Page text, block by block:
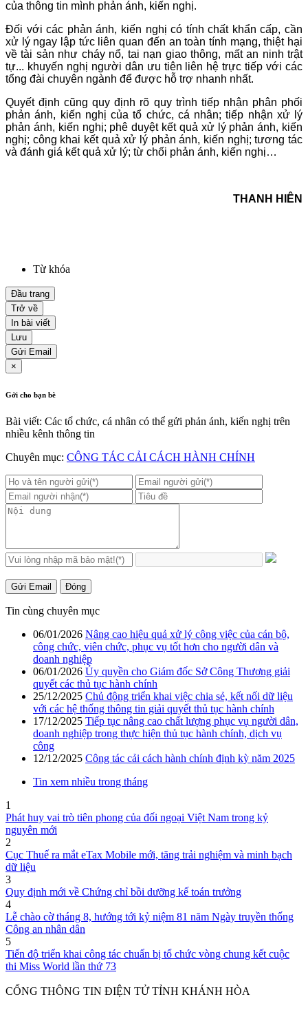
của thông tin mình phản ánh, kiến nghị.
Đối với các phản ánh, kiến nghị có tính chất khẩn cấp, cần
xử lý ngay lập tức liên quan đến an toàn tính mạng, thiệt hại
về tài sản như cháy nổ, tai nạn giao thông, mất an ninh trật
tự... khuyến nghị người dân ưu tiên liên hệ trực tiếp với các
tổng đài chuyên ngành để được hỗ trợ nhanh nhất.
Quyết định cũng quy định rõ quy trình tiếp nhận phân phối
phản ánh, kiến nghị của tổ chức, cá nhân; tiếp nhận xử lý
phản ánh, kiến nghị; phê duyệt kết quả xử lý phản ánh, kiến
nghị; công khai kết quả xử lý phản ánh, kiến nghị; tương tác
và đánh giá kết quả xử lý; từ chối phản ánh, kiến nghị…
THANH HIÊN
Từ khóa
Đầu trang
Trở về
In bài viết
Lưu
Gửi Email
×
Gởi cho bạn bè
Bài viết: Các tổ chức, cá nhân có thể gửi phản ánh, kiến nghị trên
nhiều kênh thông tin
Chuyên mục: CÔNG TÁC CẢI CÁCH HÀNH CHÍNH
Gửi Email Đóng
Tin cùng chuyên mục
06/01/2026 Nâng cao hiệu quả xử lý công việc của cán bộ,
công chức, viên chức, phục vụ tốt hơn cho người dân và
doanh nghiệp
06/01/2026 Ủy quyền cho Giám đốc Sở Công Thương giải
quyết các thủ tục hành chính
25/12/2025 Chủ động triển khai việc chia sẻ, kết nối dữ liệu
với các hệ thống thông tin giải quyết thủ tục hành chính
17/12/2025 Tiếp tục nâng cao chất lượng phục vụ người dân,
doanh nghiệp trong thực hiện thủ tục hành chính, dịch vụ
công
12/12/2025 Công tác cải cách hành chính định kỳ năm 2025
Tin xem nhiều trong tháng
1
Phát huy vai trò tiên phong của đối ngoại Việt Nam trong kỷ
nguyên mới
2
Cục Thuế ra mắt eTax Mobile mới, tăng trải nghiệm và minh bạch
dữ liệu
3
Quy định mới về Chứng chỉ bồi dưỡng kế toán trưởng
4
Lễ chào cờ tháng 8, hướng tới kỷ niệm 81 năm Ngày truyền thống
Công an nhân dân
5
Tiến độ triển khai công tác chuẩn bị tổ chức vòng chung kết cuộc
thi Miss World lần thứ 73
CỔNG THÔNG TIN ĐIỆN TỬ TỈNH KHÁNH HÒA